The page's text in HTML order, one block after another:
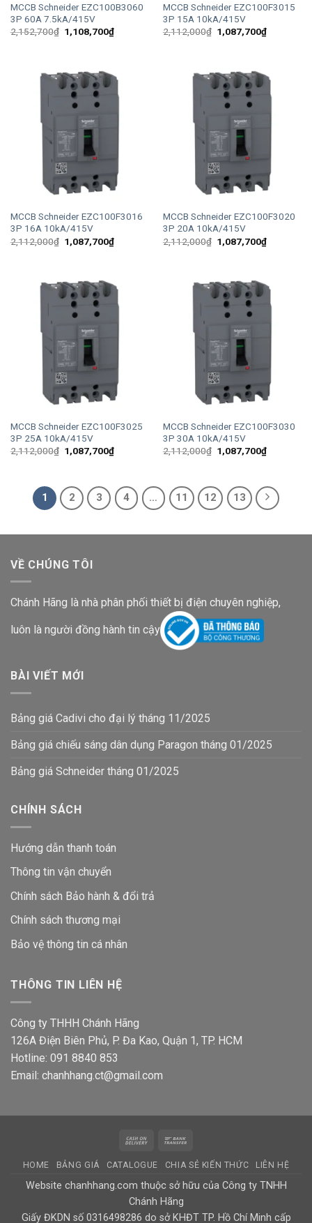
MCCB Schneider EZC100B3060
3P 60A 7.5kA/415V
2,152,700₫ Giá
gốc
1,108,700₫Giá
hiện
MCCB Schneider EZC100F3015
3P 15A 10kA/415V
2,112,000₫ Giá
gốc
1,087,700₫Giá
hiện
MCCB Schneider EZC100F3016
3P 16A 10kA/415V
2,112,000₫ Giá
gốc
1,087,700₫Giá
hiện
MCCB Schneider EZC100F3020
3P 20A 10kA/415V
2,112,000₫ Giá
gốc
1,087,700₫Giá
hiện
MCCB Schneider EZC100F3025
3P 25A 10kA/415V
2,112,000₫ Giá
gốc
1,087,700₫Giá
hiện
1,087,700₫.
MCCB Schneider EZC100F3030
3P 30A 10kA/415V
2,112,000₫ Giá
gốc
1,087,700₫Giá
hiện
1 2 3 4 … 11 12 13
VỀ CHÚNG TÔI
Chánh Hãng là nhà phân phối thiết bị điện chuyên nghiệp,
luôn là người đồng hành tin cậy
BÀI VIẾT MỚI
Bảng giá Cadivi cho đại lý tháng 11/2025
Bảng giá chiếu sáng dân dụng Paragon tháng 01/2025
Bảng giá Schneider tháng 01/2025
CHÍNH SÁCH
Hướng dẫn thanh toán
Thông tin vận chuyển
Chính sách Bảo hành & đổi trả
Chính sách thương mại
Bảo vệ thông tin cá nhân
THÔNG TIN LIÊN HỆ
Công ty THHH Chánh Hãng
126A Điện Biên Phủ, P. Đa Kao, Quận 1, TP. HCM
Hotline: 091 8840 853
Email: chanhhang.ct@gmail.com
Cash
Delivery
HOME BẢNG GIÁ CATALOGUE CHIA SẺ KIẾN THỨC LIÊN HỆ
Website chanhhang.com thuộc sở hữu của Công ty TNHH
Chánh Hãng
Giấy ĐKDN số 0316498286 do sở KHĐT TP. Hồ Chí Minh cấp